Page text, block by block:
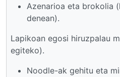
Azenarioa eta brokolia
denean).
Lapikoan egosi hiruzpalau
egiteko).
Noodle-ak gehitu eta